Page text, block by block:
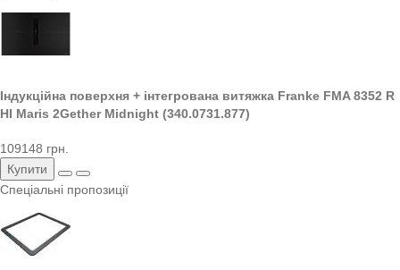
Індукційна поверхня + інтегрована витяжка Franke FMA 8352 R
HI Maris 2Gether Midnight (340.0731.877)
109148 грн.
Купити
Спеціальні пропозиції